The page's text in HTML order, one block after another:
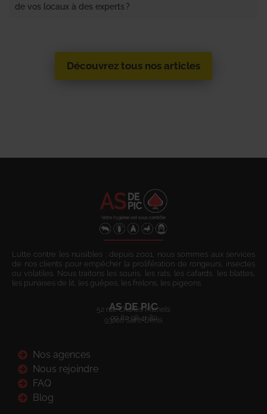
de vos locaux à des experts ?
Découvrez tous nos articles
Lutte contre les nuisibles : depuis 2001, nous sommes aux services
de nos clients pour empêcher la prolifération de rongeurs, insectes
ou volatiles. Nous traitons les souris, les rats, les cafards, les blattes,
les punaises de lit, les guêpes, les frelons, les pigeons.
AS DE PIC
52 rue Charles Michels
93200 Saint-Denis
09 80 08 41 80
Nos agences
Nous rejoindre
FAQ
Blog